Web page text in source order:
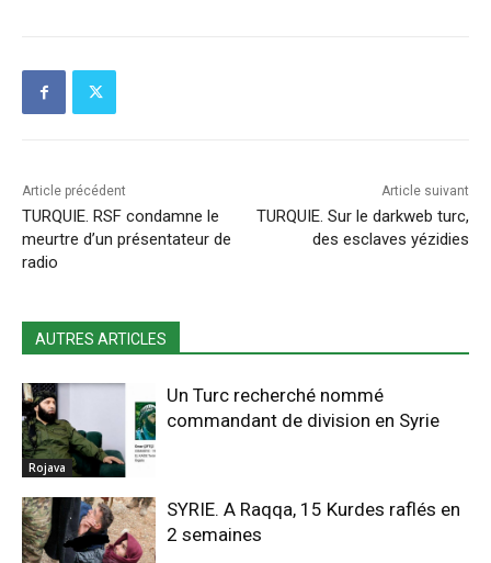
Article précédent
TURQUIE. RSF condamne le
meurtre d’un présentateur de
radio
Article suivant
TURQUIE. Sur le darkweb turc,
des esclaves yézidies
AUTRES ARTICLES
Rojava
Un Turc recherché nommé
commandant de division en Syrie
SYRIE. A Raqqa, 15 Kurdes raflés en
2 semaines